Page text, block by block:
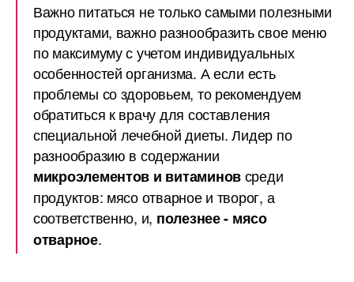
Важно питаться не только самыми полезными
продуктами, важно разнообразить свое меню
по максимуму с учетом индивидуальных
особенностей организма. А если есть
проблемы со здоровьем, то рекомендуем
обратиться к врачу для составления
специальной лечебной диеты. Лидер по
разнообразию в содержании
микроэлементов и витаминовсреди
продуктов: мясо отварное и творог, а
соответственно, и, полезнее - мясо
отварное.